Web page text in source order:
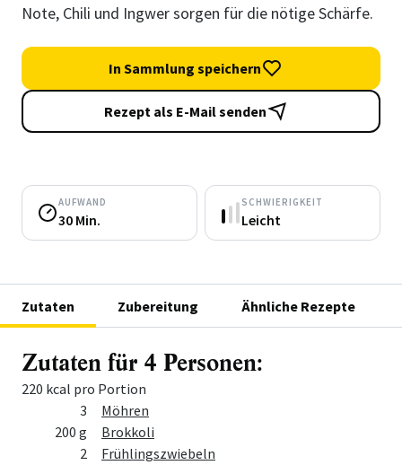
Note, Chili und Ingwer sorgen für die nötige Schärfe.
In Sammlung speichern
Rezept als E-Mail senden
AUFWAND
30 Min.
SCHWIERIGKEIT
Leicht
Zutaten Zubereitung Ähnliche Rezepte
Zutaten für 4 Personen:
220 kcal pro Portion
Zutat
3
Möhren
200 g
Brokkoli
2
Frühlingszwiebeln